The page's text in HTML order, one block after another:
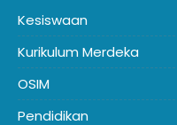
Kesiswaan
Kurikulum Merdeka
OSIM
Pendidikan